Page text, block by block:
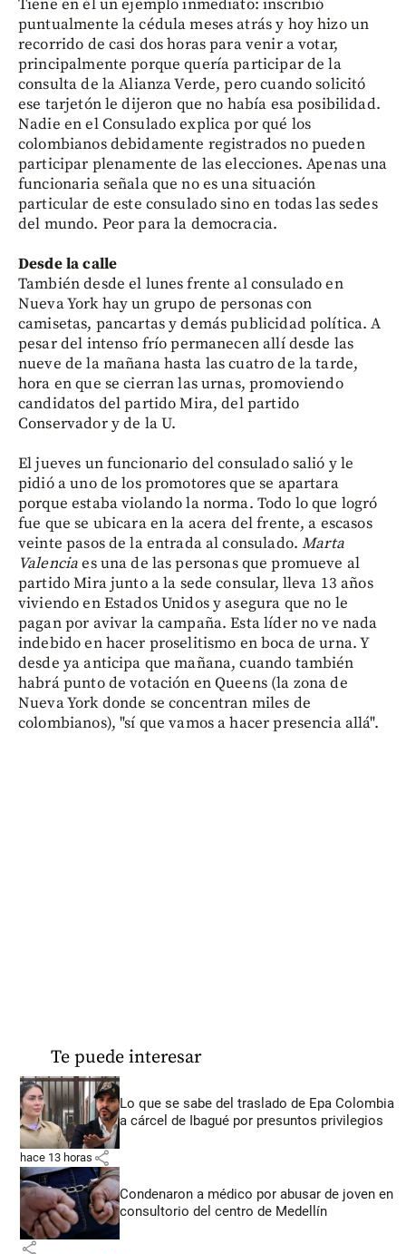
Tiene en él un ejemplo inmediato: inscribió
puntualmente la cédula meses atrás y hoy hizo un
recorrido de casi dos horas para venir a votar,
principalmente porque quería participar de la
consulta de la Alianza Verde, pero cuando solicitó
ese tarjetón le dijeron que no había esa posibilidad.
Nadie en el Consulado explica por qué los
colombianos debidamente registrados no pueden
participar plenamente de las elecciones. Apenas una
funcionaria señala que no es una situación
particular de este consulado sino en todas las sedes
del mundo. Peor para la democracia.
Desde la calle
También desde el lunes frente al consulado en
Nueva York hay un grupo de personas con
camisetas, pancartas y demás publicidad política. A
pesar del intenso frío permanecen allí desde las
nueve de la mañana hasta las cuatro de la tarde,
hora en que se cierran las urnas, promoviendo
candidatos del partido Mira, del partido
Conservador y de la U.
El jueves un funcionario del consulado salió y le
pidió a uno de los promotores que se apartara
porque estaba violando la norma. Todo lo que logró
fue que se ubicara en la acera del frente, a escasos
veinte pasos de la entrada al consulado.Marta
Valenciaes una de las personas que promueve al
partido Mira junto a la sede consular, lleva 13 años
viviendo en Estados Unidos y asegura que no le
pagan por avivar la campaña. Esta líder no ve nada
indebido en hacer proselitismo en boca de urna. Y
desde ya anticipa que mañana, cuando también
habrá punto de votación en Queens (la zona de
Nueva York donde se concentran miles de
colombianos), "sí que vamos a hacer presencia allá".
Te puede interesar
Lo que se sabe del traslado de Epa Colombia
a cárcel de Ibagué por presuntos privilegios
hace 13 horas share
Condenaron a médico por abusar de joven en
consultorio del centro de Medellín
share